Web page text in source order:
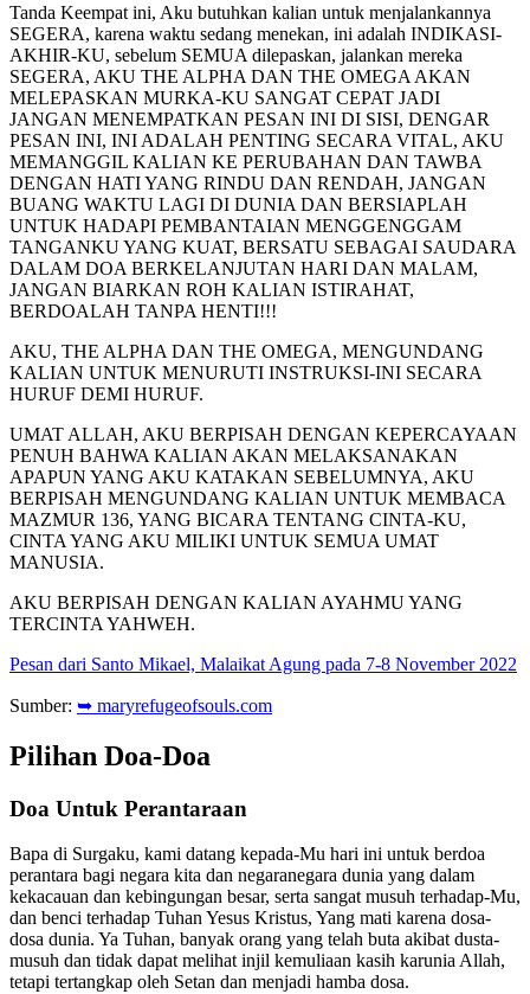
Tanda Keempat ini, Aku butuhkan kalian untuk menjalankannya
SEGERA, karena waktu sedang menekan, ini adalah INDIKASI-
AKHIR-KU, sebelum SEMUA dilepaskan, jalankan mereka
SEGERA, AKU THE ALPHA DAN THE OMEGA AKAN
MELEPASKAN MURKA-KU SANGAT CEPAT JADI
JANGAN MENEMPATKAN PESAN INI DI SISI, DENGAR
PESAN INI, INI ADALAH PENTING SECARA VITAL, AKU
MEMANGGIL KALIAN KE PERUBAHAN DAN TAWBA
DENGAN HATI YANG RINDU DAN RENDAH, JANGAN
BUANG WAKTU LAGI DI DUNIA DAN BERSIAPLAH
UNTUK HADAPI PEMBANTAIAN MENGGENGGAM
TANGANKU YANG KUAT, BERSATU SEBAGAI SAUDARA
DALAM DOA BERKELANJUTAN HARI DAN MALAM,
JANGAN BIARKAN ROH KALIAN ISTIRAHAT,
BERDOALAH TANPA HENTI!!!
AKU, THE ALPHA DAN THE OMEGA, MENGUNDANG
KALIAN UNTUK MENURUTI INSTRUKSI-INI SECARA
HURUF DEMI HURUF.
UMAT ALLAH, AKU BERPISAH DENGAN KEPERCAYAAN
PENUH BAHWA KALIAN AKAN MELAKSANAKAN
APAPUN YANG AKU KATAKAN SEBELUMNYA, AKU
BERPISAH MENGUNDANG KALIAN UNTUK MEMBACA
MAZMUR 136, YANG BICARA TENTANG CINTA-KU,
CINTA YANG AKU MILIKI UNTUK SEMUA UMAT
MANUSIA.
AKU BERPISAH DENGAN KALIAN AYAHMU YANG
TERCINTA YAHWEH.
Pesan dari Santo Mikael, Malaikat Agung pada 7-8 November 2022
Sumber: ➥ maryrefugeofsouls.com
Pilihan Doa-Doa
Doa Untuk Perantaraan
Bapa di Surgaku, kami datang kepada-Mu hari ini untuk berdoa
perantara bagi negara kita dan negaranegara dunia yang dalam
kekacauan dan kebingungan besar, serta sangat musuh terhadap-Mu,
dan benci terhadap Tuhan Yesus Kristus, Yang mati karena dosa-
dosa dunia. Ya Tuhan, banyak orang yang telah buta akibat dusta-
musuh dan tidak dapat melihat injil kemuliaan kasih karunia Allah,
tetapi tertangkap oleh Setan dan menjadi hamba dosa.